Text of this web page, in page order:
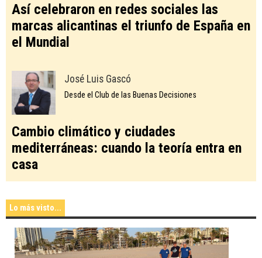
Así celebraron en redes sociales las
marcas alicantinas el triunfo de España en
el Mundial
José Luis Gascó
Desde el Club de las Buenas Decisiones
Cambio climático y ciudades
mediterráneas: cuando la teoría entra en
casa
Lo más visto...